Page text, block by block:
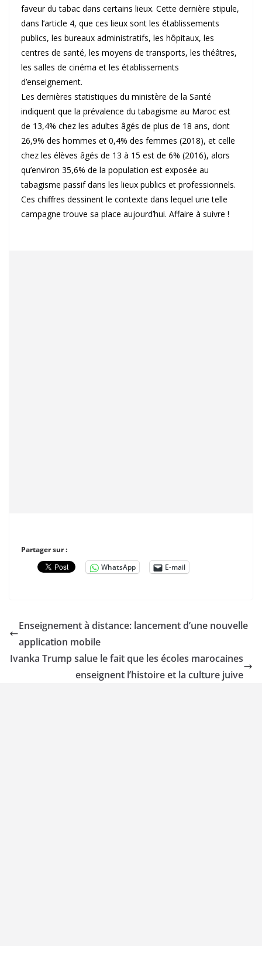
faveur du tabac dans certains lieux. Cette dernière stipule,
dans l’article 4, que ces lieux sont les établissements
publics, les bureaux administratifs, les hôpitaux, les
centres de santé, les moyens de transports, les théâtres,
les salles de cinéma et les établissements
d’enseignement.
Les dernières statistiques du ministère de la Santé
indiquent que la prévalence du tabagisme au Maroc est
de 13,4% chez les adultes âgés de plus de 18 ans, dont
26,9% des hommes et 0,4% des femmes (2018), et celle
chez les élèves âgés de 13 à 15 est de 6% (2016), alors
qu’environ 35,6% de la population est exposée au
tabagisme passif dans les lieux publics et professionnels.
Ces chiffres dessinent le contexte dans lequel une telle
campagne trouve sa place aujourd’hui. Affaire à suivre !
Partager sur :
WhatsApp
E-mail
Enseignement à distance: lancement d’une nouvelle
application mobile
Ivanka Trump salue le fait que les écoles marocaines
enseignent l’histoire et la culture juive